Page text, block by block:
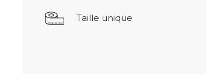
Taille unique